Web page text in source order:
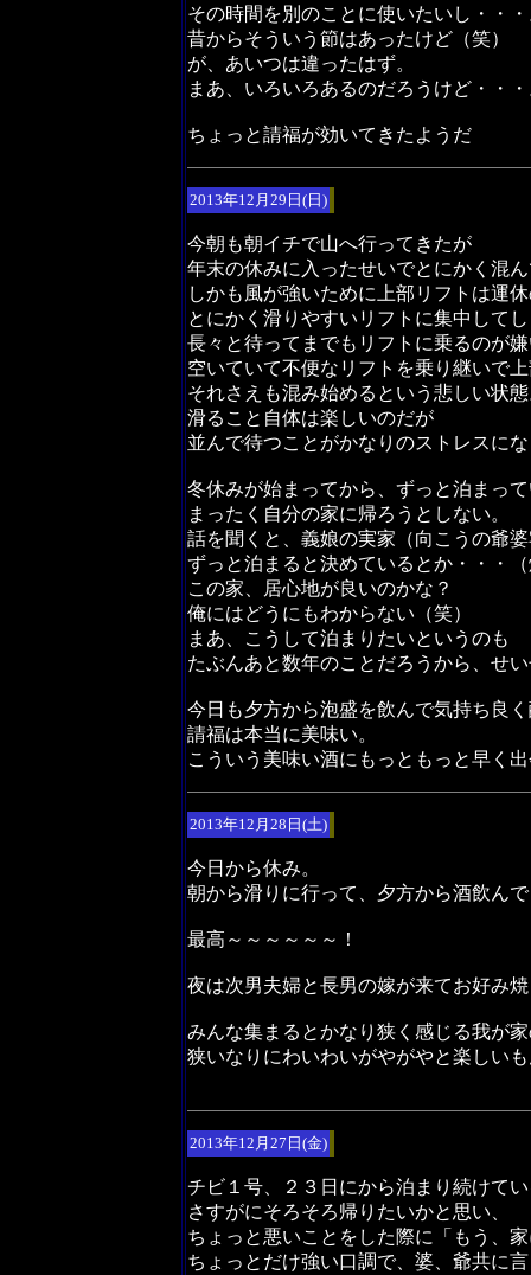
その時間を別のことに使いたいし・・
昔からそういう節はあったけど（笑）
が、あいつは違ったはず。
まあ、いろいろあるのだろうけど・・
ちょっと請福が効いてきたようだ
2013年12月29日(日)
今朝も朝イチで山へ行ってきたが
年末の休みに入ったせいでとにかく混
しかも風が強いために上部リフトは運
とにかく滑りやすいリフトに集中して
長々と待ってまでもリフトに乗るのが
空いていて不便なリフトを乗り継いで
それさえも混み始めるという悲しい状
滑ること自体は楽しいのだが
並んで待つことがかなりのストレスに
冬休みが始まってから、ずっと泊まっ
まったく自分の家に帰ろうとしない。
話を聞くと、義娘の実家（向こうの爺
ずっと泊まると決めているとか・・・
この家、居心地が良いのかな？
俺にはどうにもわからない（笑）
まあ、こうして泊まりたいというのも
たぶんあと数年のことだろうから、せ
今日も夕方から泡盛を飲んで気持ち良
請福は本当に美味い。
こういう美味い酒にもっともっと早く
2013年12月28日(土)
今日から休み。
朝から滑りに行って、夕方から酒飲んで
最高～～～～～～！
夜は次男夫婦と長男の嫁が来てお好み
みんな集まるとかなり狭く感じる我が
狭いなりにわいわいがやがやと楽しい
2013年12月27日(金)
チビ１号、２３日にから泊まり続けて
さすがにそろそろ帰りたいかと思い、
ちょっと悪いことをした際に「もう、
ちょっとだけ強い口調で、婆、爺共に